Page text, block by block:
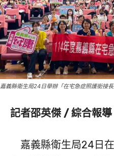
嘉義縣衛生局24日舉辦「在宅急症照護銜接
記者邵英傑 / 綜合報導
嘉義縣衛生局24日